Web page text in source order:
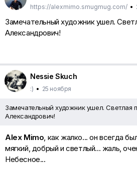
https://alexmimo.smugmug.com/ •
Замечательный художник ушел.
Александрович!
Nessie Skuch
:) • 25 ноября
Замечательный художник ушел. Светлая
Александрович!
Alex Mimo, как жалко... он всегда
мягкий, добрый и светлый... жаль,
Небесное...